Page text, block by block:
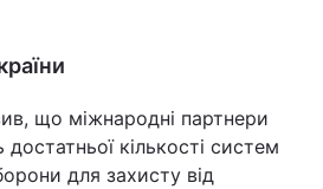
що міжнародні партнери
кількості систем
для захисту від